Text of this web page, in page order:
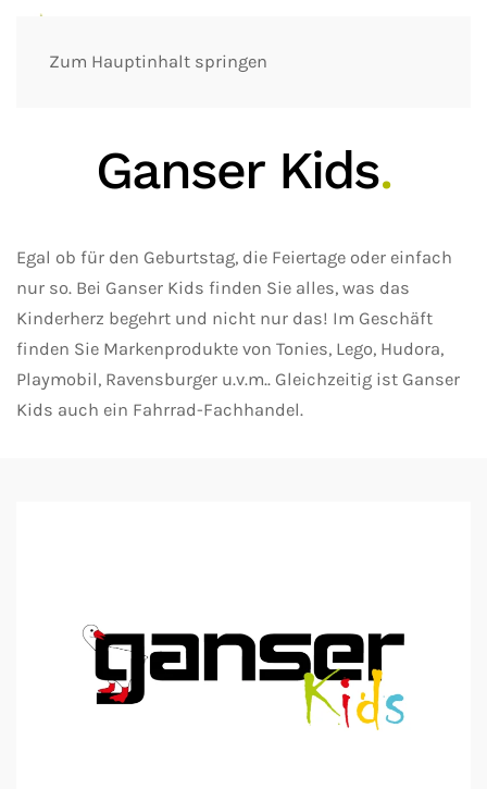
Zum Hauptinhalt springen
Ganser Kids.
Egal ob für den Geburtstag, die Feiertage oder einfach
nur so. Bei Ganser Kids finden Sie alles, was das
Kinderherz begehrt und nicht nur das! Im Geschäft
finden Sie Markenprodukte von Tonies, Lego, Hudora,
Playmobil, Ravensburger u.v.m.. Gleichzeitig ist Ganser
Kids auch ein Fahrrad-Fachhandel.